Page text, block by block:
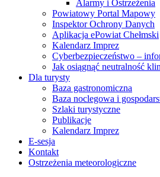
Alarmy i Ostrzeżenia
Powiatowy Portal Mapowy
Inspektor Ochrony Danych
Aplikacja ePowiat Chełmski
Kalendarz Imprez
Cyberbezpieczeństwo –
Jak osiągnąć neutralność
Dla turysty
Baza gastronomiczna
Baza noclegowa i
Szlaki turystyczne
Publikacje
Kalendarz Imprez
E-sesja
Kontakt
Ostrzeżenia meteorologiczne